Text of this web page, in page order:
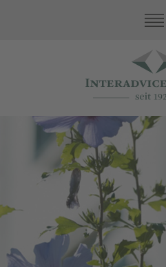
Servicios de family office
Asset Protection
Contabilidad e impuestos
Contabilidad
Impuestos
Revisión